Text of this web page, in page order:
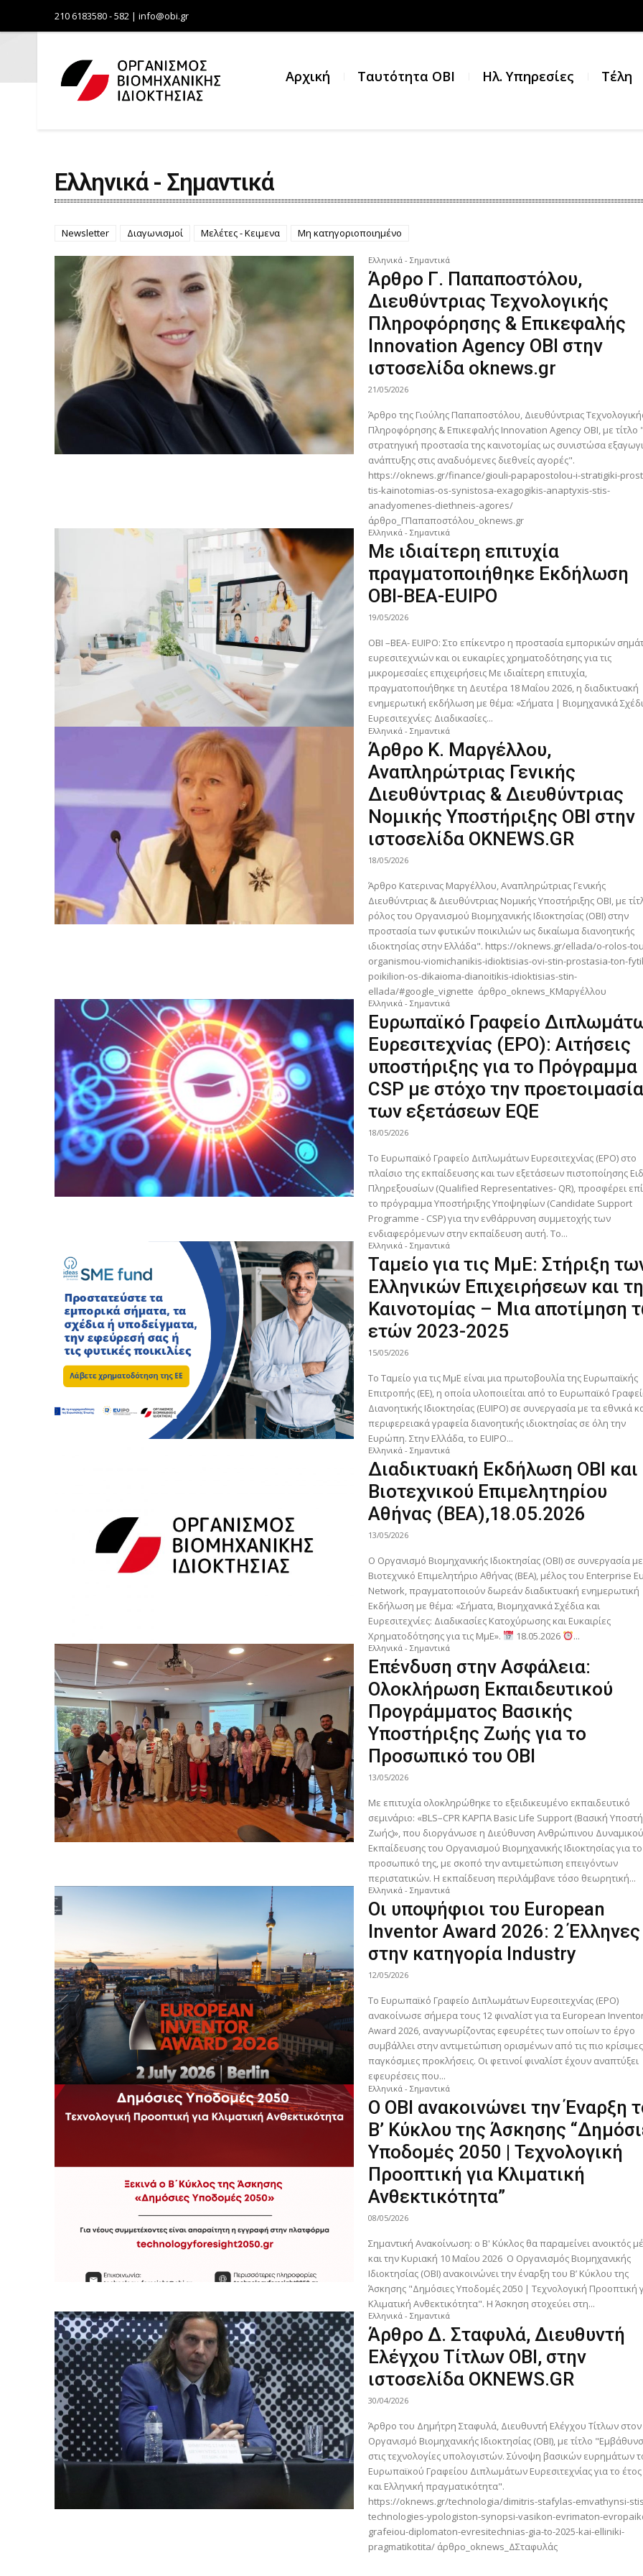
210 6183580 - 582 | info@obi.gr
Αρχική Ταυτότητα ΟΒΙ Ηλ. Υπηρεσίες Τέλη
Ελληνικά - Σημαντικά
Newsletter Διαγωνισμοί Μελέτες - Κειμενα Μη κατηγοριοποιημένο
Ελληνικά - Σημαντικά
Άρθρο Γ. Παπαποστόλου,
Διευθύντριας Τεχνολογικής
Πληροφόρησης & Επικεφαλής
Innovation Agency ΟΒΙ στην
ιστοσελίδα oknews.gr
21/05/2026
Άρθρο της Γιούλης Παπαποστόλου, Διευθύντριας
Πληροφόρησης & Επικεφαλής Innovation Agency ΟΒΙ, με τίτλο
στρατηγική προστασία της καινοτομίας ως συνιστώσα
ανάπτυξης στις αναδυόμενες διεθνείς αγορές".
https://oknews.gr/finance/giouli-papapostolou-i-stratigiki-
tis-kainotomias-os-synistosa-exagogikis-anaptyxis-stis-
anadyomenes-diethneis-agores/
άρθρο_ΓΠαπαποστόλου_oknews.gr
Ελληνικά - Σημαντικά
Με ιδιαίτερη επιτυχία
πραγματοποιήθηκε Εκδήλωση
ΟΒΙ-ΒΕΑ-EUIPO
19/05/2026
ΟΒΙ –ΒΕΑ- EUIPO: Στο επίκεντρο η προστασία εμπορικών
ευρεσιτεχνιών και οι ευκαιρίες χρηματοδότησης για τις
μικρομεσαίες επιχειρήσεις Με ιδιαίτερη επιτυχία,
πραγματοποιήθηκε τη Δευτέρα 18 Μαΐου 2026, η διαδικτυακή
ενημερωτική εκδήλωση με θέμα: «Σήματα | Βιομηχανικά
Ευρεσιτεχνίες: Διαδικασίες...
Ελληνικά - Σημαντικά
Άρθρο Κ. Μαργέλλου,
Αναπληρώτριας Γενικής
Διευθύντριας & Διευθύντριας
Νομικής Υποστήριξης ΟΒΙ στην
ιστοσελίδα OKNEWS.GR
18/05/2026
Άρθρο Κατερινας Μαργέλλου, Αναπληρώτριας Γενικής
Διευθύντριας & Διευθύντριας Νομικής Υποστήριξης ΟΒΙ, με
ρόλος του Οργανισμού Βιομηχανικής Ιδιοκτησίας (ΟΒΙ) στην
προστασία των φυτικών ποικιλιών ως δικαίωμα διανοητικής
ιδιοκτησίας στην Ελλάδα". https://oknews.gr/ellada/o-rolos-tou-
organismou-viomichanikis-idioktisias-ovi-stin-prostasia-ton-
poikilion-os-dikaioma-dianoitikis-idioktisias-stin-
Ελληνικά - Σημαντικά
Ευρωπαϊκό Γραφείο
Ευρεσιτεχνίας (EPO): Αιτήσεις
υποστήριξης για το Πρόγραμμα
CSP με στόχο την προετοιμασία
των εξετάσεων EQE
18/05/2026
Το Ευρωπαϊκό Γραφείο Διπλωμάτων Ευρεσιτεχνίας (ΕΡΟ) στο
πλαίσιο της εκπαίδευσης και των εξετάσεων πιστοποίησης
Πληρεξουσίων (Qualified Representatives- QR), προσφέρει
το πρόγραμμα Υποστήριξης Υποψηφίων (Candidate Support
Programme - CSP) για την ενθάρρυνση συμμετοχής των
ενδιαφερόμενων στην εκπαίδευση αυτή. Το...
Ελληνικά - Σημαντικά
Ταμείο για τις ΜμΕ: Στήριξη
Ελληνικών Επιχειρήσεων και
Καινοτομίας – Μια αποτίμηση
ετών 2023-2025
15/05/2026
Το Ταμείο για τις ΜμΕ είναι μια πρωτοβουλία της Ευρωπαϊκής
Επιτροπής (ΕΕ), η οποία υλοποιείται από το Ευρωπαϊκό
Διανοητικής Ιδιοκτησίας (EUIPO) σε συνεργασία με τα εθνικά
περιφερειακά γραφεία διανοητικής ιδιοκτησίας σε όλη την
Ευρώπη. Στην Ελλάδα, το EUIPO...
Ελληνικά - Σημαντικά
Διαδικτυακή Εκδήλωση ΟΒΙ και
Βιοτεχνικού Επιμελητηρίου
Αθήνας (ΒΕΑ),18.05.2026
13/05/2026
Ο Οργανισμό Βιομηχανικής Ιδιοκτησίας (ΟΒΙ) σε συνεργασία
Βιοτεχνικό Επιμελητήριο Αθήνας (ΒΕΑ), μέλος του Enterprise
Network, πραγματοποιούν δωρεάν διαδικτυακή ενημερωτική
Εκδήλωση με θέμα: «Σήματα, Βιομηχανικά Σχέδια και
Ευρεσιτεχνίες: Διαδικασίες Κατοχύρωσης και Ευκαιρίες
Χρηματοδότησης για τις ΜμΕ».
18.05.2026 ...
Ελληνικά - Σημαντικά
Επένδυση στην Ασφάλεια:
Ολοκλήρωση Εκπαιδευτικού
Προγράμματος Βασικής
Υποστήριξης Ζωής για το
Προσωπικό του ΟΒΙ
13/05/2026
Με επιτυχία ολοκληρώθηκε το εξειδικευμένο εκπαιδευτικό
σεμινάριο: «BLS–CPR ΚΑΡΠΑ Basic Life Support (Βασική
Ζωής)», που διοργάνωσε η Διεύθυνση Ανθρώπινου
Εκπαίδευσης του Οργανισμού Βιομηχανικής Ιδιοκτησίας για το
προσωπικό της, με σκοπό την αντιμετώπιση επειγόντων
περιστατικών. Η εκπαίδευση περιλάμβανε τόσο θεωρητική...
Ελληνικά - Σημαντικά
Οι υποψήφιοι του European
Inventor Award 2026: 2 Έλληνες
στην κατηγορία Industry
12/05/2026
Το Ευρωπαϊκό Γραφείο Διπλωμάτων Ευρεσιτεχνίας (EPO)
ανακοίνωσε σήμερα τους 12 φιναλίστ για τα European
Award 2026, αναγνωρίζοντας εφευρέτες των οποίων το έργο
συμβάλλει στην αντιμετώπιση ορισμένων από τις πιο κρίσιμες
παγκόσμιες προκλήσεις. Οι φετινοί φιναλίστ έχουν αναπτύξει
εφευρέσεις που...
Ελληνικά - Σημαντικά
Ο ΟΒΙ ανακοινώνει την Έναρξη
Β’ Κύκλου της Άσκησης
Υποδομές 2050 | Τεχνολογική
Προοπτική για Κλιματική
Ανθεκτικότητα”
08/05/2026
Σημαντική Ανακοίνωση: ο Β' Κύκλος θα παραμείνει ανοικτός
και την Κυριακή 10 Μαΐου 2026 Ο Οργανισμός Βιομηχανικής
Ιδιοκτησίας (ΟΒΙ) ανακοινώνει την έναρξη του Β’ Κύκλου της
Άσκησης "Δημόσιες Υποδομές 2050 | Τεχνολογική Προοπτική
Κλιματική Ανθεκτικότητα". Η Άσκηση στοχεύει στη...
Ελληνικά - Σημαντικά
Άρθρο Δ. Σταφυλά, Διευθυντή
Ελέγχου Τίτλων ΟΒΙ, στην
ιστοσελίδα OKNEWS.GR
30/04/2026
Άρθρο του Δημήτρη Σταφυλά, Διευθυντή Ελέγχου Τίτλων στον
Οργανισμό Βιομηχανικής Ιδιοκτησίας (ΟΒΙ), με τίτλο
στις τεχνολογίες υπολογιστών. Σύνοψη βασικών ευρημάτων
Ευρωπαϊκού Γραφείου Διπλωμάτων Ευρεσιτεχνίας για το έτος
και Ελληνική πραγματικότητα".
https://oknews.gr/technologia/dimitris-stafylas-emvathynsi-
technologies-ypologiston-synopsi-vasikon-evrimaton-
grafeiou-diplomaton-evresitechnias-gia-to-2025-kai-elliniki-